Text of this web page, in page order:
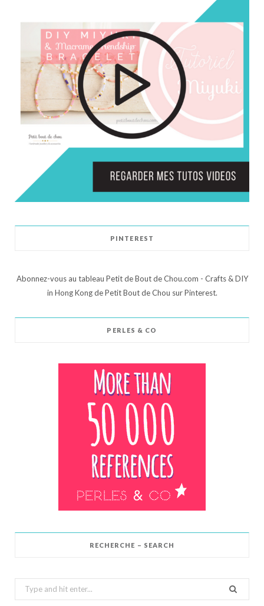
PINTEREST
Abonnez-vous au tableau Petit de Bout de Chou.com - Crafts & DIY
in Hong Kong de Petit Bout de Chou sur Pinterest.
PERLES & CO
RECHERCHE – SEARCH
Search
for: